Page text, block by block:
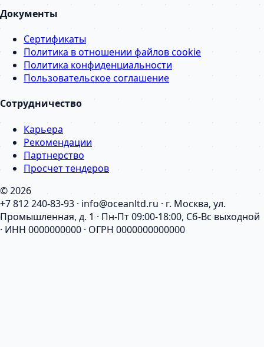
Документы
Сертификаты
Политика в отношении файлов cookie
Политика конфиденциальности
Пользовательское соглашение
Сотрудничество
Карьера
Рекомендации
Партнерство
Просчет тендеров
© 2026
+7 812 240-83-93 · info@oceanltd.ru · г. Москва, ул.
Промышленная, д. 1 · Пн-Пт 09:00-18:00, Сб-Вс выходной
· ИНН 0000000000 · ОГРН 0000000000000